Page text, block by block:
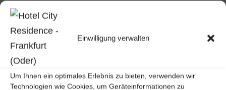
Einwilligung verwalten
Um Ihnen ein optimales Erlebnis zu bieten, verwenden wir
Technologien wie Cookies, um Geräteinformationen zu
Ihre ideale Wahl. Nur wenige Schritte
vom Hauptbahnhof, der Altstadt und
den...
read more
« Older Entries